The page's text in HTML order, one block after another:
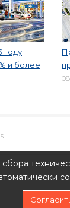
году
и более